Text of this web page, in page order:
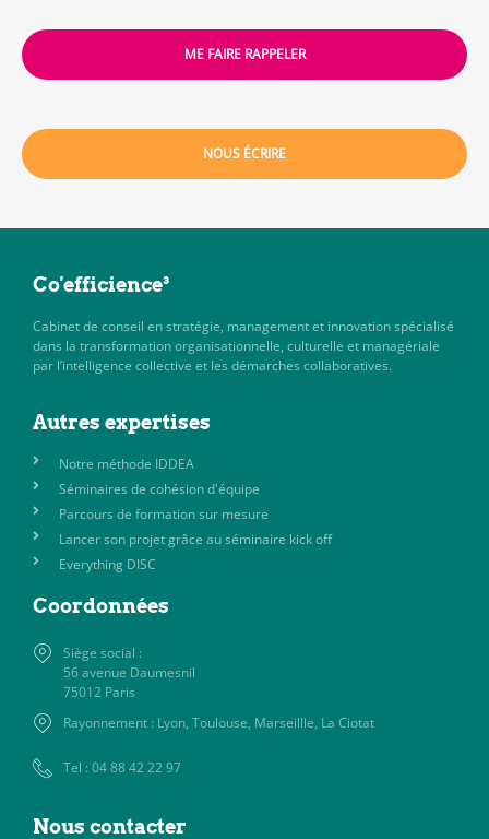
ME FAIRE RAPPELER
NOUS ÉCRIRE
Co'efficience³
Cabinet de conseil en stratégie, management et innovation spécialisé
dans la transformation organisationnelle, culturelle et managériale
par l’intelligence collective et les démarches collaboratives.
Autres expertises
Notre méthode IDDEA
Séminaires de cohésion d'équipe
Parcours de formation sur mesure
Lancer son projet grâce au séminaire kick off
Everything DISC
Coordonnées
Siège social :
56 avenue Daumesnil
75012 Paris
Rayonnement : Lyon, Toulouse, Marseillle, La Ciotat
Tel : 04 88 42 22 97
Nous contacter